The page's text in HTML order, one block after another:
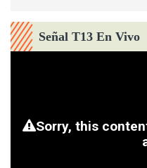
Señal T13 En Vivo